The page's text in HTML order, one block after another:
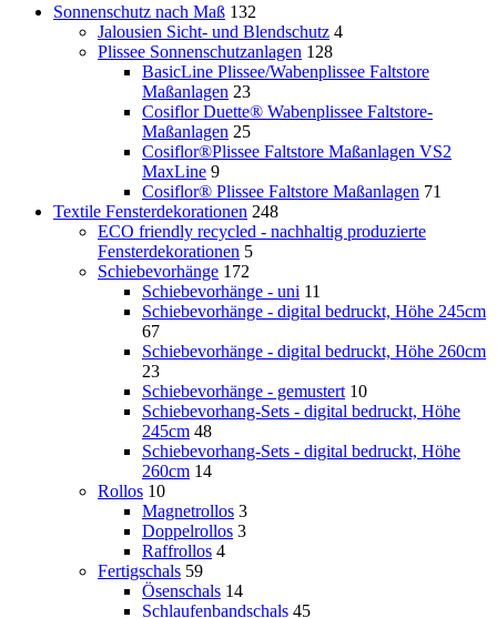
Sonnenschutz nach Maß 132
Jalousien Sicht- und Blendschutz 4
Plissee Sonnenschutzanlagen 128
BasicLine Plissee/Wabenplissee Faltstore
Maßanlagen 23
Cosiflor Duette® Wabenplissee Faltstore-
Maßanlagen 25
Cosiflor®Plissee Faltstore Maßanlagen VS2
MaxLine 9
Cosiflor® Plissee Faltstore Maßanlagen 71
Textile Fensterdekorationen 248
ECO friendly recycled - nachhaltig produzierte
Fensterdekorationen 5
Schiebevorhänge 172
Schiebevorhänge - uni 11
Schiebevorhänge - digital bedruckt, Höhe 245cm
67
Schiebevorhänge - digital bedruckt, Höhe 260cm
23
Schiebevorhänge - gemustert 10
Schiebevorhang-Sets - digital bedruckt, Höhe
245cm 48
Schiebevorhang-Sets - digital bedruckt, Höhe
260cm 14
Rollos 10
Magnetrollos 3
Doppelrollos 3
Raffrollos 4
Fertigschals 59
Ösenschals 14
Schlaufenbandschals 45